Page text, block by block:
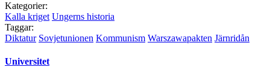
Kategorier:
Kalla kriget Ungerns historia
Taggar:
Diktatur Sovjetunionen Kommunism Warszawapakten Järnridån
Universitet